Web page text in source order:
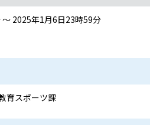
2025年1月6日23時59分
育スポーツ課